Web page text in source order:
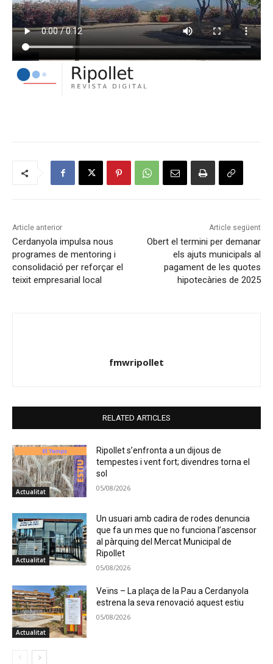
Article anterior
Cerdanyola impulsa nous
programes de mentoring i
consolidació per reforçar el
teixit empresarial local
Article següent
Obert el termini per demanar
els ajuts municipals al
pagament de les quotes
hipotecàries de 2025
fmwripollet
RELATED ARTICLES
Actualitat
Ripollet s’enfronta a un dijous de
tempestes i vent fort; divendres torna el
sol
05/08/2026
Actualitat
Un usuari amb cadira de rodes denuncia
que fa un mes que no funciona l’ascensor
al pàrquing del Mercat Municipal de
Ripollet
05/08/2026
Actualitat
Veïns – La plaça de la Pau a Cerdanyola
estrena la seva renovació aquest estiu
05/08/2026